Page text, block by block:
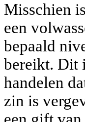
Misschien
een
bepaald
bereikt. Dit
handelen
zin is